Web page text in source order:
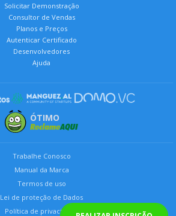
Solicitar Demonstração
Consultor de Vendas
Planos e Preços
Autenticar Certificado
Desenvolvedores
Ajuda
ÓTIMO
Trabalhe Conosco
Manual da Marca
Termos de uso
Lei de proteção de Dados
Política de privacidade